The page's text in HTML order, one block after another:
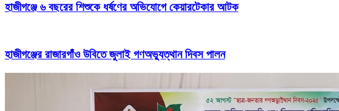
হাজীগঞ্জে ৬ বছরের শিশুকে ধর্ষণের অভিযোগে কেয়ারটেকার আটক
হাজীগঞ্জের রাজারগাঁও উবিতে জুলাই গণঅভ্যুত্থান দিবস পালন